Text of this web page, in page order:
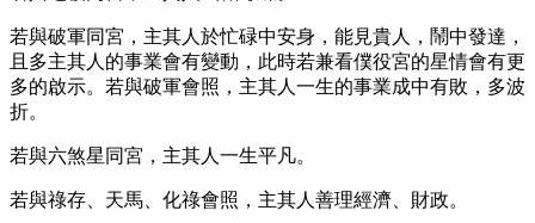
若與破軍同宮，主其人於忙碌中安身，能見貴人，鬧中發達，
且多主其人的事業會有變動，此時若兼看僕役宮的星情會有更
多的啟示。若與破軍會照，主其人一生的事業成中有敗，多波
折。
若與六煞星同宮，主其人一生平凡。
若與祿存、天馬、化祿會照，主其人善理經濟、財政。